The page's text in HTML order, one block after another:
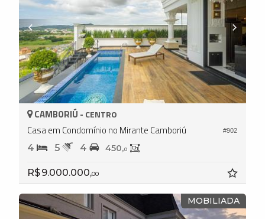
#902
CAMBORIÚ - CENTRO
Casa em Condomínio no Mirante Camboriú
4 5 4 450,0
R$ 9.000.000,00
MOBILIADA